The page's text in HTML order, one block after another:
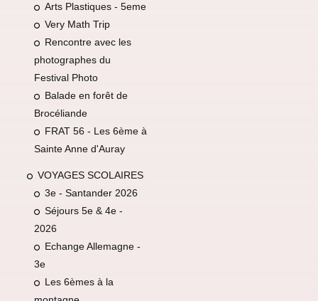
Arts Plastiques - 5eme
Very Math Trip
Rencontre avec les
photographes du
Festival Photo
Balade en forêt de
Brocéliande
FRAT 56 - Les 6ème à
Sainte Anne d'Auray
VOYAGES SCOLAIRES
3e - Santander 2026
Séjours 5e & 4e -
2026
Echange Allemagne -
3e
Les 6èmes à la